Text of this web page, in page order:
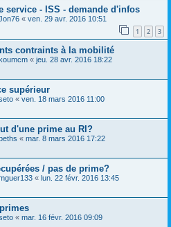
service - ISS - demande d'infos
« ven. 29 avr. 2016 10:51
1 2 3
contraints à la mobilité
« jeu. 28 avr. 2016 18:22
supérieur
« ven. 18 mars 2016 11:00
d'une prime au RI?
« mar. 8 mars 2016 17:22
/ pas de prime?
« lun. 22 févr. 2016 13:45
« mar. 16 févr. 2016 09:09